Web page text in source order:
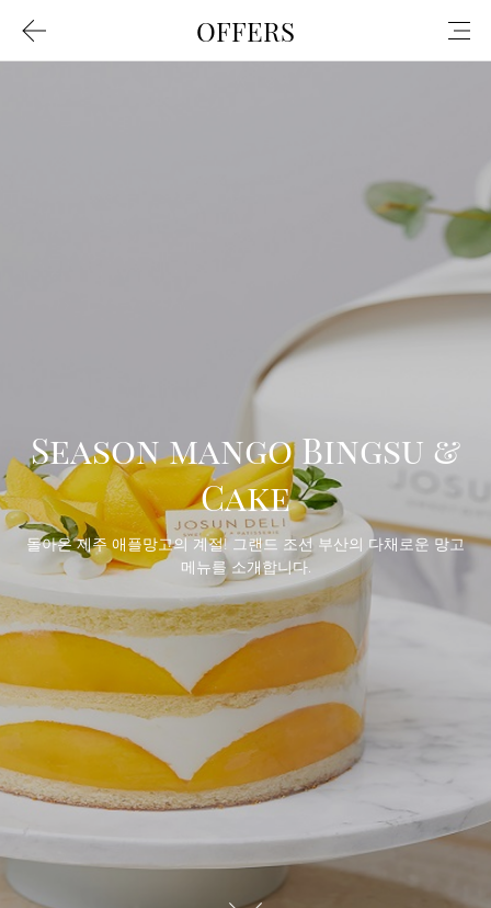
OFFERS
Season mango Bingsu &
Cake
돌아온 제주 애플망고의 계절! 그랜드 조선 부산의 다채로운 망고
메뉴를 소개합니다.